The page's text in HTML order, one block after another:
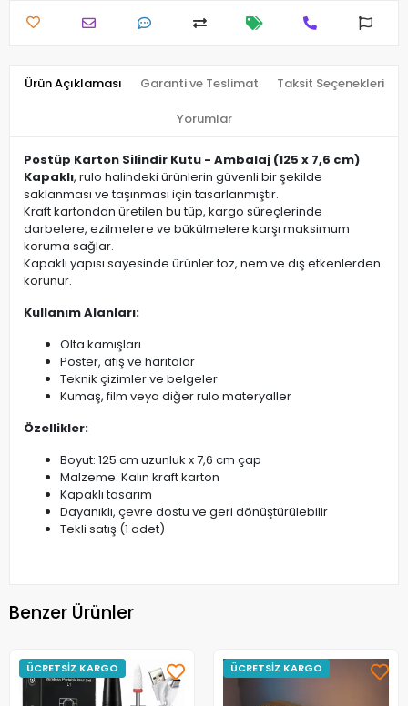
Ürün Açıklaması Garanti ve Teslimat Taksit Seçenekleri
Yorumlar
Postüp Karton Silindir Kutu - Ambalaj (125 x 7,6 cm)
Kapaklı, rulo halindeki ürünlerin güvenli bir şekilde
saklanması ve taşınması için tasarlanmıştır.
Kraft kartondan üretilen bu tüp, kargo süreçlerinde
darbelere, ezilmelere ve bükülmelere karşı maksimum
koruma sağlar.
Kapaklı yapısı sayesinde ürünler toz, nem ve dış etkenlerden
korunur.
Kullanım Alanları:
Olta kamışları
Poster, afiş ve haritalar
Teknik çizimler ve belgeler
Kumaş, film veya diğer rulo materyaller
Özellikler:
Boyut: 125 cm uzunluk x 7,6 cm çap
Malzeme: Kalın kraft karton
Kapaklı tasarım
Dayanıklı, çevre dostu ve geri dönüştürülebilir
Tekli satış (1 adet)
Benzer Ürünler
ÜCRETSİZ KARGO ÜCRETSİZ KARGO